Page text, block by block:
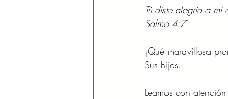
Tú diste alegría a
Salmo 4:7
¡Qué maravillosa
Sus hijos.
Leamos con